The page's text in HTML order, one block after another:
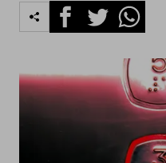
FacebookTwitterWhatsapp